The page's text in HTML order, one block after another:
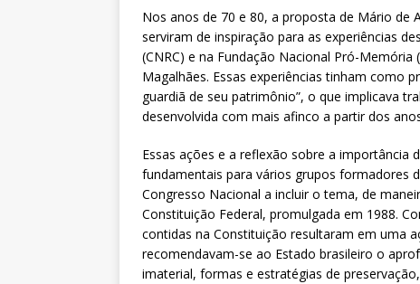
Nos anos de 70 e 80, a proposta de Mário de
serviram de inspiração para as experiências
(CNRC) e na Fundação Nacional Pró-
Magalhães. Essas experiências tinham como
guardiã de seu patrimônio”, o que implicava
desenvolvida com mais afinco a partir dos
Essas ações e a reflexão sobre a importância
fundamentais para vários grupos formadores
Congresso Nacional a incluir o tema, de
Constituição Federal, promulgada em 1988.
contidas na Constituição resultaram em uma
recomendavam-se ao Estado brasileiro o
imaterial, formas e estratégias de